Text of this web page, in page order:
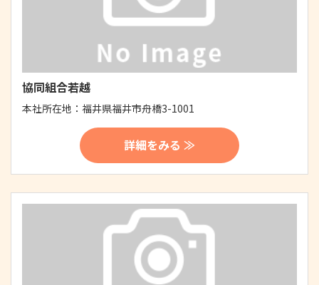
協同組合若越
本社所在地： 福井県福井市舟橋3-1001
詳細をみる ≫